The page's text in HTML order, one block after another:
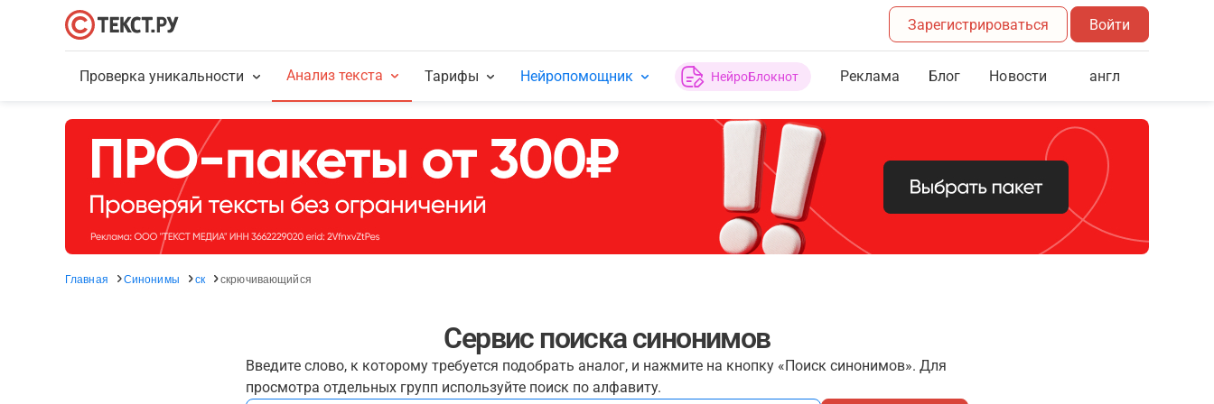
Зарегистрироваться Войти
Проверка уникальности Анализ текста Тарифы Нейропомощник НейроБлокнот Реклама Блог Новости англ
Главная Синонимы ск скрючивающийся
Сервис поиска синонимов
Введите слово, к которому требуется подобрать аналог, и нажмите на кнопку «Поиск синонимов». Для
просмотра отдельных групп используйте поиск по алфавиту.